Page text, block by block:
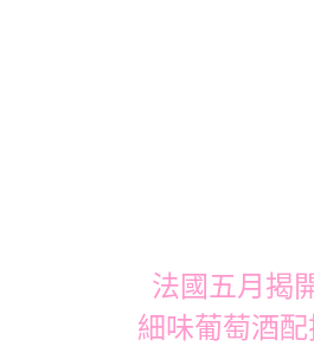
法國五月揭
細味葡萄酒